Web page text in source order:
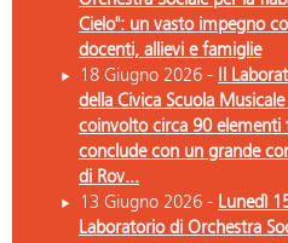
Cielo": un vasto impegno
docenti, allievi e famiglie
18 Giugno 2026 -
Il
della Civica Scuola
coinvolto circa 90 elementi
conclude con un grande
di Rov...
13 Giugno 2026 - Lunedì
Laboratorio di Orchestra